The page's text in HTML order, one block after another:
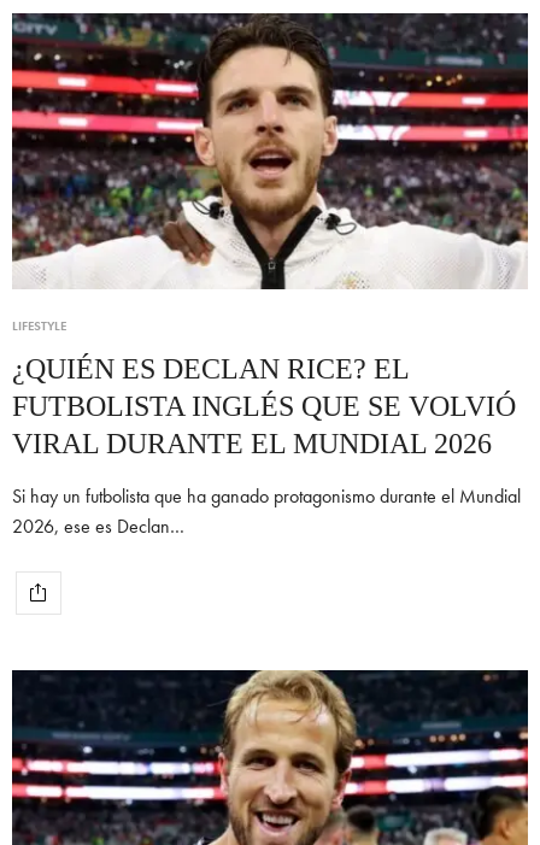
LIFESTYLE
¿QUIÉN ES DECLAN RICE? EL
FUTBOLISTA INGLÉS QUE SE VOLVIÓ
VIRAL DURANTE EL MUNDIAL 2026
Si hay un futbolista que ha ganado protagonismo durante el Mundial
2026, ese es Declan…